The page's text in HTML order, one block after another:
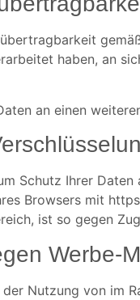
haben, an
an einen
Schutz Ihrer
Browsers mit
ist so gegen
Werbe-
Nutzung von im